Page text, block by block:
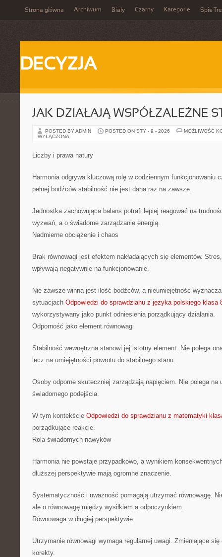
Strona główna Archiwum Biały Czarny Kategorie Spis
DECYZJA
JAK DZIAŁAJĄ WSPÓŁZALEŻNE
POSTED BY ADMIN POSTED ON STY - 9 - 2026
MOŻLIWOŚĆ
WYŁĄCZONA
Liczby i prawa natury
Harmonia odgrywa kluczową rolę w codziennym funkcjonowaniu
pełnej bodźców stabilność nie jest dana raz na zawsze.
Jednostka zachowująca balans potrafi lepiej reagować na
wyzwań, a o świadome zarządzanie energią.
Nadmierne obciążenie i chaos
Brak równowagi jest efektem nakładających się elementów.
wpływają negatywnie na funkcjonowanie.
Nie zawsze winna jest ilość bodźców, a nieumiejętność
sytuacjach Odpowiedzi do sprawdzianu z języka polskiego klasa
wykorzystywany jako punkt odniesienia porządkujący działania.
Odporność jako element równowagi
Stabilność wewnętrzna stanowi jej istotny element. Nie polega
lecz na umiejętności powrotu do stabilnego stanu.
Osoby odporne skuteczniej zarządzają napięciem. Nie polega na
świadomego podejścia.
W tym kontekście Odpowiedzi do sprawdzianu z matematyki
porządkujące reakcje.
Rola świadomych nawyków
Harmonia nie powstaje przypadkowo, a wynikiem
dłuższej perspektywie mają ogromne znaczenie.
Systematyczność i uważność pomagają utrzymać równowagę.
ale o równowagę między wysiłkiem a odpoczynkiem.
Równowaga w długiej perspektywie
Utrzymanie równowagi wymaga regularnej uwagi. Zmieniające
korekty.